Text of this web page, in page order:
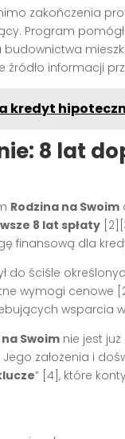
zakończenia
Program
budownictwa
źródło informacji
kredyt
8 lat
Rodzina na Swoim
8 lat spłaty
finansową dla
do ściśle
wymogi cenowe
wsparcia
Swoim nie jest
założenia i
” [4], które